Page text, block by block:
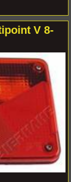
V 8-